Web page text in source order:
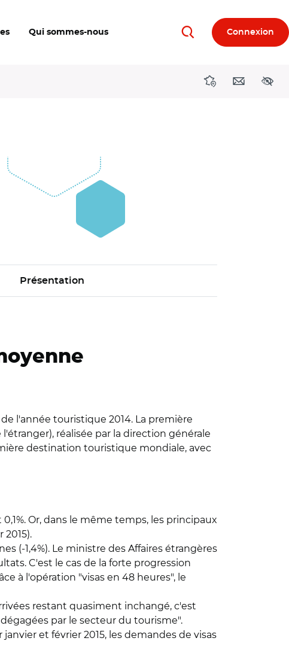
Qui sommes-nous RechercherConnexion
DirectionsContact
Présentation
l'année touristique 2014. La première
réalisée par la direction générale
destination touristique mondiale, avec
Or, dans le même temps, les principaux
(-1,4%). Le ministre des Affaires étrangères
C'est le cas de la forte progression
à l'opération "visas en 48 heures", le
restant quasiment inchangé, c'est
par le secteur du tourisme".
et février 2015, les demandes de visas